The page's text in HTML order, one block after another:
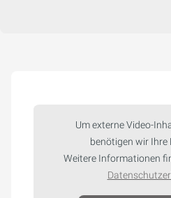
Um externe Video-
benötigen wir Ihre
Weitere Informationen